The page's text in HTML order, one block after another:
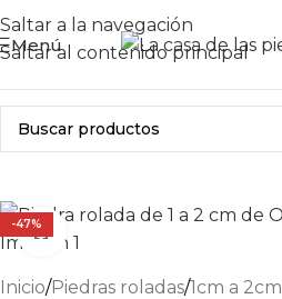
Saltar a la navegación
Saltar al contenido principal
Menú
-47% Haga clic para ampliar
Inicio/Piedras roladas/1cm a 2cm